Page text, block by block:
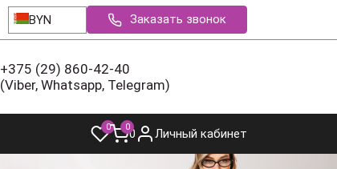
BYN Заказать звонок
+375 (29) 860-42-40
(Viber, Whatsapp, Telegram)
0 00 Личный кабинет